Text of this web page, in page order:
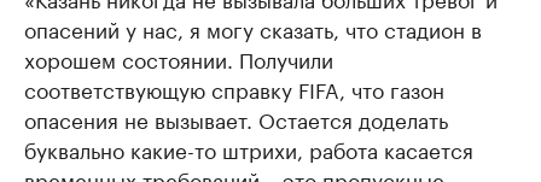
опасений у нас, я могу сказать, что стадион в
хорошем состоянии. Получили
соответствующую справку FIFA, что газон
опасения не вызывает. Остается доделать
буквально какие-то штрихи, работа касается